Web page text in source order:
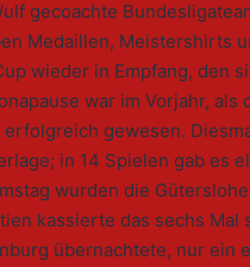
gecoachte
Medaillen, Meistershirts
wieder in Empfang, den
war im Vorjahr, als
gewesen.
in 14 Spielen gab es
wurden die
kassierte das sechs Mal
übernachtete, nur ein